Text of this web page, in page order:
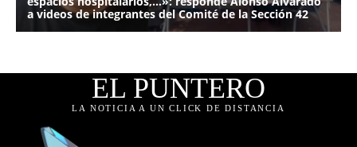
EL PUNTERO
LA NOTICIA A UN CLICK DE DISTANCIA